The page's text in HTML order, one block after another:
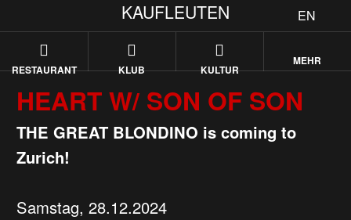
EN
KAUFLEUTEN
RESTAURANT KLUB KULTUR
MEHR
HEART W/ SON OF SON
THE GREAT BLONDINO is coming to
Zurich!
Samstag, 28.12.2024